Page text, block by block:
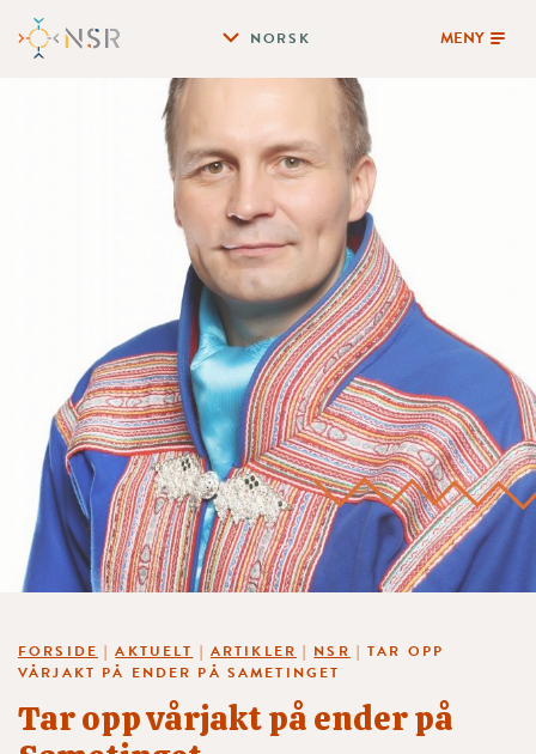
NORSK MENY
FORSIDE |AKTUELT | ARTIKLER | NSR |TAR OPP
VÅRJAKT PÅ ENDER PÅ SAMETINGET
Tar opp vårjakt på ender på